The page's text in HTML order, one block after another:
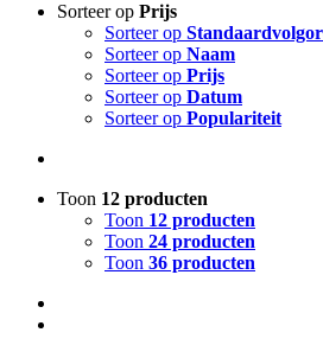
Sorteer op Prijs
Sorteer op
Sorteer op Naam
Sorteer op Prijs
Sorteer op Datum
Sorteer op Populariteit
Toon 12 producten
Toon 12 producten
Toon 24 producten
Toon 36 producten